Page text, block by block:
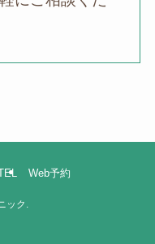
Web予約
ック.